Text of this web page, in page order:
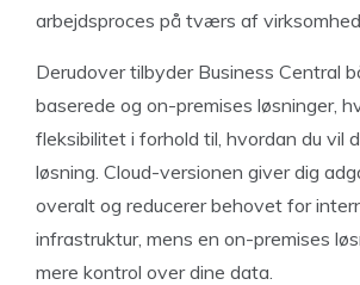
arbejdsproces på tværs af
Derudover tilbyder Business Central
baserede og on-premises løsninger,
fleksibilitet i forhold til, hvordan du vil
løsning. Cloud-versionen giver dig
overalt og reducerer behovet for
infrastruktur, mens en on-premises
mere kontrol over dine data.